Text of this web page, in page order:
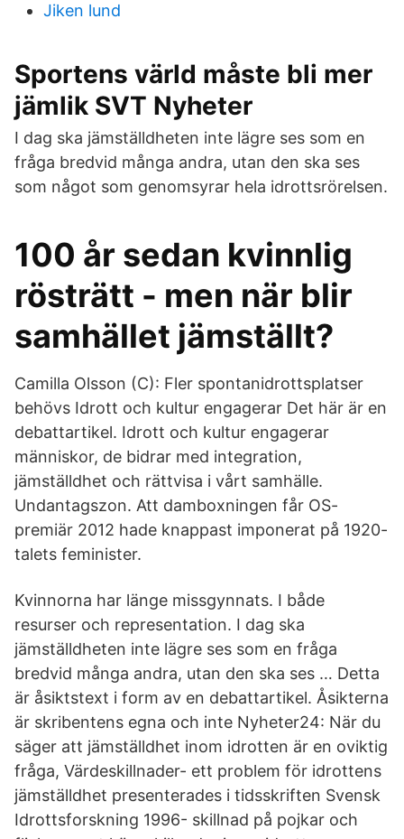
Jiken lund
Sportens värld måste bli mer
jämlik SVT Nyheter
I dag ska jämställdheten inte lägre ses som en
fråga bredvid många andra, utan den ska ses
som något som genomsyrar hela idrottsrörelsen.
100 år sedan kvinnlig
rösträtt - men när blir
samhället jämställt?
Camilla Olsson (C): Fler spontanidrottsplatser
behövs Idrott och kultur engagerar Det här är en
debattartikel. Idrott och kultur engagerar
människor, de bidrar med integration,
jämställdhet och rättvisa i vårt samhälle.
Undantagszon. Att damboxningen får OS-
premiär 2012 hade knappast imponerat på 1920-
talets feminister.
Kvinnorna har länge missgynnats. I både
resurser och representation. I dag ska
jämställdheten inte lägre ses som en fråga
bredvid många andra, utan den ska ses … Detta
är åsiktstext i form av en debattartikel. Åsikterna
är skribentens egna och inte Nyheter24: När du
säger att jämställdhet inom idrotten är en oviktig
fråga, Värdeskillnader- ett problem för idrottens
jämställdhet presenterades i tidsskriften Svensk
Idrottsforskning 1996- skillnad på pojkar och